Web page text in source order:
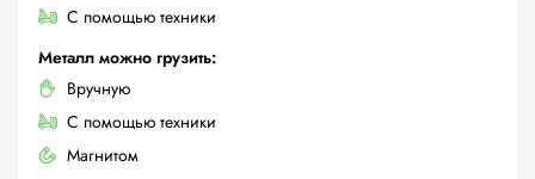
С помощью техники
Металл можно грузить:
Вручную
С помощью техники
Магнитом